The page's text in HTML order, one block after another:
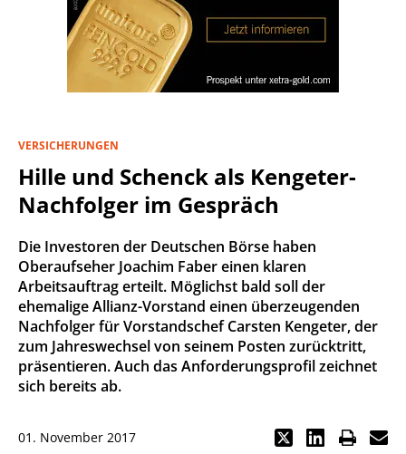
VERSICHERUNGEN
Hille und Schenck als Kengeter-
Nachfolger im Gespräch
Die Investoren der Deutschen Börse haben
Oberaufseher Joachim Faber einen klaren
Arbeitsauftrag erteilt. Möglichst bald soll der
ehemalige Allianz-Vorstand einen überzeugenden
Nachfolger für Vorstandschef Carsten Kengeter, der
zum Jahreswechsel von seinem Posten zurücktritt,
präsentieren. Auch das Anforderungsprofil zeichnet
sich bereits ab.
01. November 2017